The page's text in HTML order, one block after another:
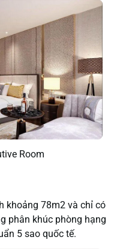
Room
khoảng 78m2 và chỉ có
phân khúc phòng hạng
5 sao quốc tế.